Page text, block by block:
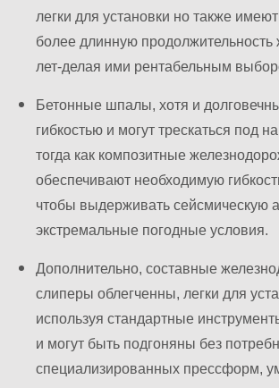
легки для установки но также
более длинную продолжительность
лет-делая ими рентабельным
Бетонные шпалы, хотя и
гибкостью и могут трескаться под
тогда как композитные
обеспечивают необходимую
чтобы выдерживать сейсмическую
экстремальные погодные условия.
Дополнительно, составные
слиперы облегченны, легки для
используя стандартные
и могут быть подгоняны без
специализированных прессформ,